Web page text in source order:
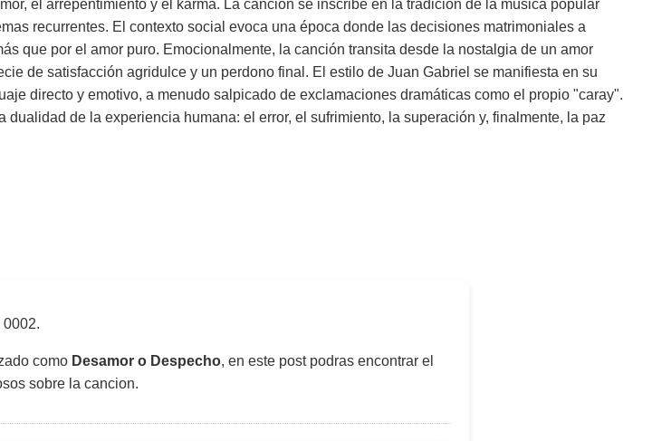
el arrepentimiento y el karma. La canción se inscribe en la tradición de la música popular
recurrentes. El contexto social evoca una época donde las decisiones matrimoniales a
que por el amor puro. Emocionalmente, la canción transita desde la nostalgia de un amor
de satisfacción agridulce y un perdono final. El estilo de Juan Gabriel se manifiesta en su
directo y emotivo, a menudo salpicado de exclamaciones dramáticas como el propio "caray".
de la experiencia humana: el error, el sufrimiento, la superación y, finalmente, la paz
0002.
como Desamor o Despecho, en este post podras encontrar el
sobre la cancion.